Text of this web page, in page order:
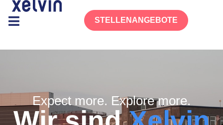
STELLENANGEBOTE
Expect more. Explore more.